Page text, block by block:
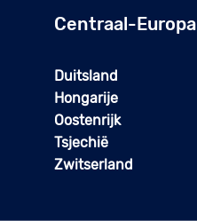
Centraal-Europa
Duitsland
Hongarije
Oostenrijk
Tsjechië
Zwitserland